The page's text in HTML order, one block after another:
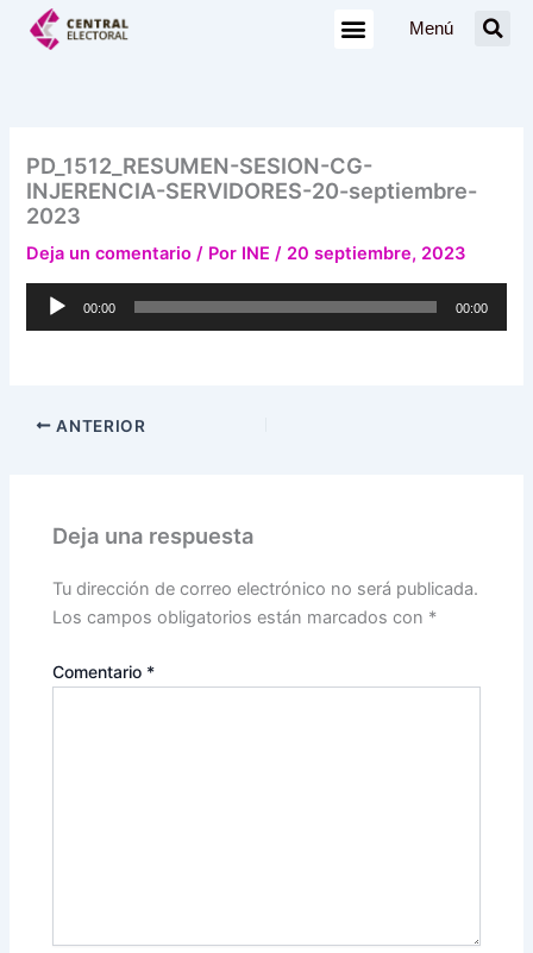
Menú
PD_1512_RESUMEN-SESION-CG-
INJERENCIA-SERVIDORES-20-septiembre-
2023
Deja un comentario / Por INE/ 20 septiembre, 2023
Reproductor
00:00 00:00
ANTERIOR
Deja una respuesta
Tu dirección de correo electrónico no será publicada.
Los campos obligatorios están marcados con *
Comentario *